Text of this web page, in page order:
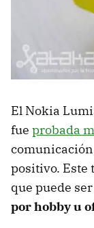
El Nokia
fue probada
positivo. Este
que puede ser
por hobby u